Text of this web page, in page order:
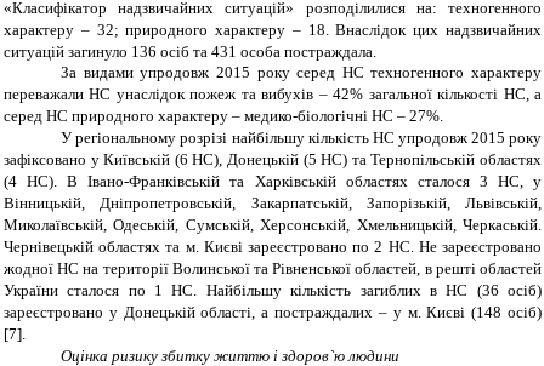
«Класифікатор надзвичайних ситуацій» розподілилися на: техногенного
характеру – 32; природного характеру – 18. Внаслідок цих надзвичайних
ситуацій загинуло 136 осіб та 431 особа постраждала.
За видами упродовж 2015 року серед НС техногенного характеру
переважали НС унаслідок пожеж та вибухів – 42% загальної кількості НС, а
серед НС природного характеру – медико-біологічні НС – 27%.
У регіональному розрізі найбільшу кількість НС упродовж 2015 року
зафіксовано у Київській (6 НС), Донецькій (5 НС) та Тернопільській областях
(4 НС). В Івано-Франківській та Харківській областях сталося 3 НС, у
Вінницькій, Дніпропетровській, Закарпатській, Запорізькій, Львівській,
Миколаївській, Одеській, Сумській, Херсонській, Хмельницькій, Черкаській.
Чернівецькій областях та м. Києві зареєстровано по 2 НС. Не зареєстровано
жодної НС на території Волинської та Рівненської областей, в решті областей
України сталося по 1 НС. Найбільшу кількість загиблих в НС (36 осіб)
зареєстровано у Донецькій області, а постраждалих – у м. Києві (148 осіб)
[7].
Оцінка ризику збитку життю і здоров`ю людини